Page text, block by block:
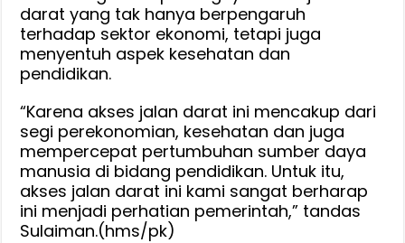
darat yang tak hanya berpengaruh
terhadap sektor ekonomi, tetapi juga
menyentuh aspek kesehatan dan
pendidikan.
“Karena akses jalan darat ini mencakup dari
segi perekonomian, kesehatan dan juga
mempercepat pertumbuhan sumber daya
manusia di bidang pendidikan. Untuk itu,
akses jalan darat ini kami sangat berharap
ini menjadi perhatian pemerintah,” tandas
Sulaiman.(hms/pk)